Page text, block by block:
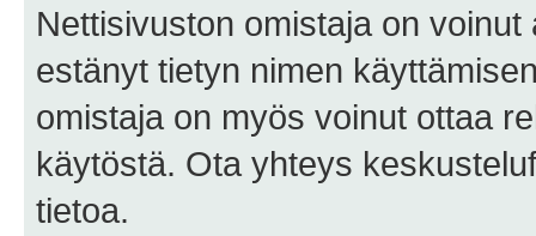
Nettisivuston omistaja on
estänyt tietyn nimen
omistaja on myös voinut ottaa
käytöstä. Ota yhteys
tietoa.